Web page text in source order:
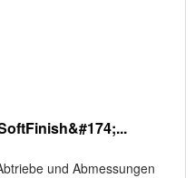
und Abmessungen